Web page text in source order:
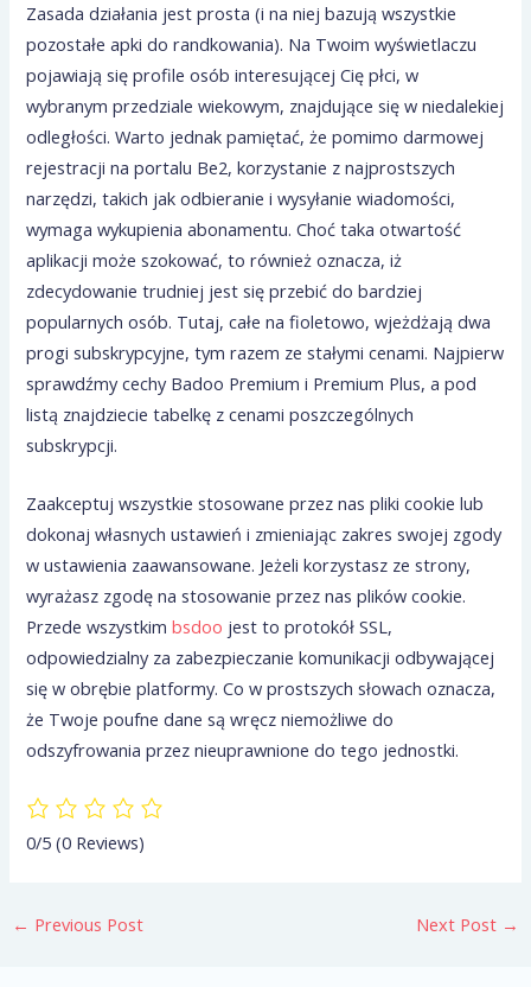
Zasada działania jest prosta (i na niej bazują wszystkie
pozostałe apki do randkowania). Na Twoim wyświetlaczu
pojawiają się profile osób interesującej Cię płci, w
wybranym przedziale wiekowym, znajdujące się w niedalekiej
odległości. Warto jednak pamiętać, że pomimo darmowej
rejestracji na portalu Be2, korzystanie z najprostszych
narzędzi, takich jak odbieranie i wysyłanie wiadomości,
wymaga wykupienia abonamentu. Choć taka otwartość
aplikacji może szokować, to również oznacza, iż
zdecydowanie trudniej jest się przebić do bardziej
popularnych osób. Tutaj, całe na fioletowo, wjeżdżają dwa
progi subskrypcyjne, tym razem ze stałymi cenami. Najpierw
sprawdźmy cechy Badoo Premium i Premium Plus, a pod
listą znajdziecie tabelkę z cenami poszczególnych
subskrypcji.
Zaakceptuj wszystkie stosowane przez nas pliki cookie lub
dokonaj własnych ustawień i zmieniając zakres swojej zgody
w ustawienia zaawansowane. Jeżeli korzystasz ze strony,
wyrażasz zgodę na stosowanie przez nas plików cookie.
Przede wszystkimbsdoo jest to protokół SSL,
odpowiedzialny za zabezpieczanie komunikacji odbywającej
się w obrębie platformy. Co w prostszych słowach oznacza,
że Twoje poufne dane są wręcz niemożliwe do
odszyfrowania przez nieuprawnione do tego jednostki.
0/5(0 Reviews)
← Previous Post Next Post →